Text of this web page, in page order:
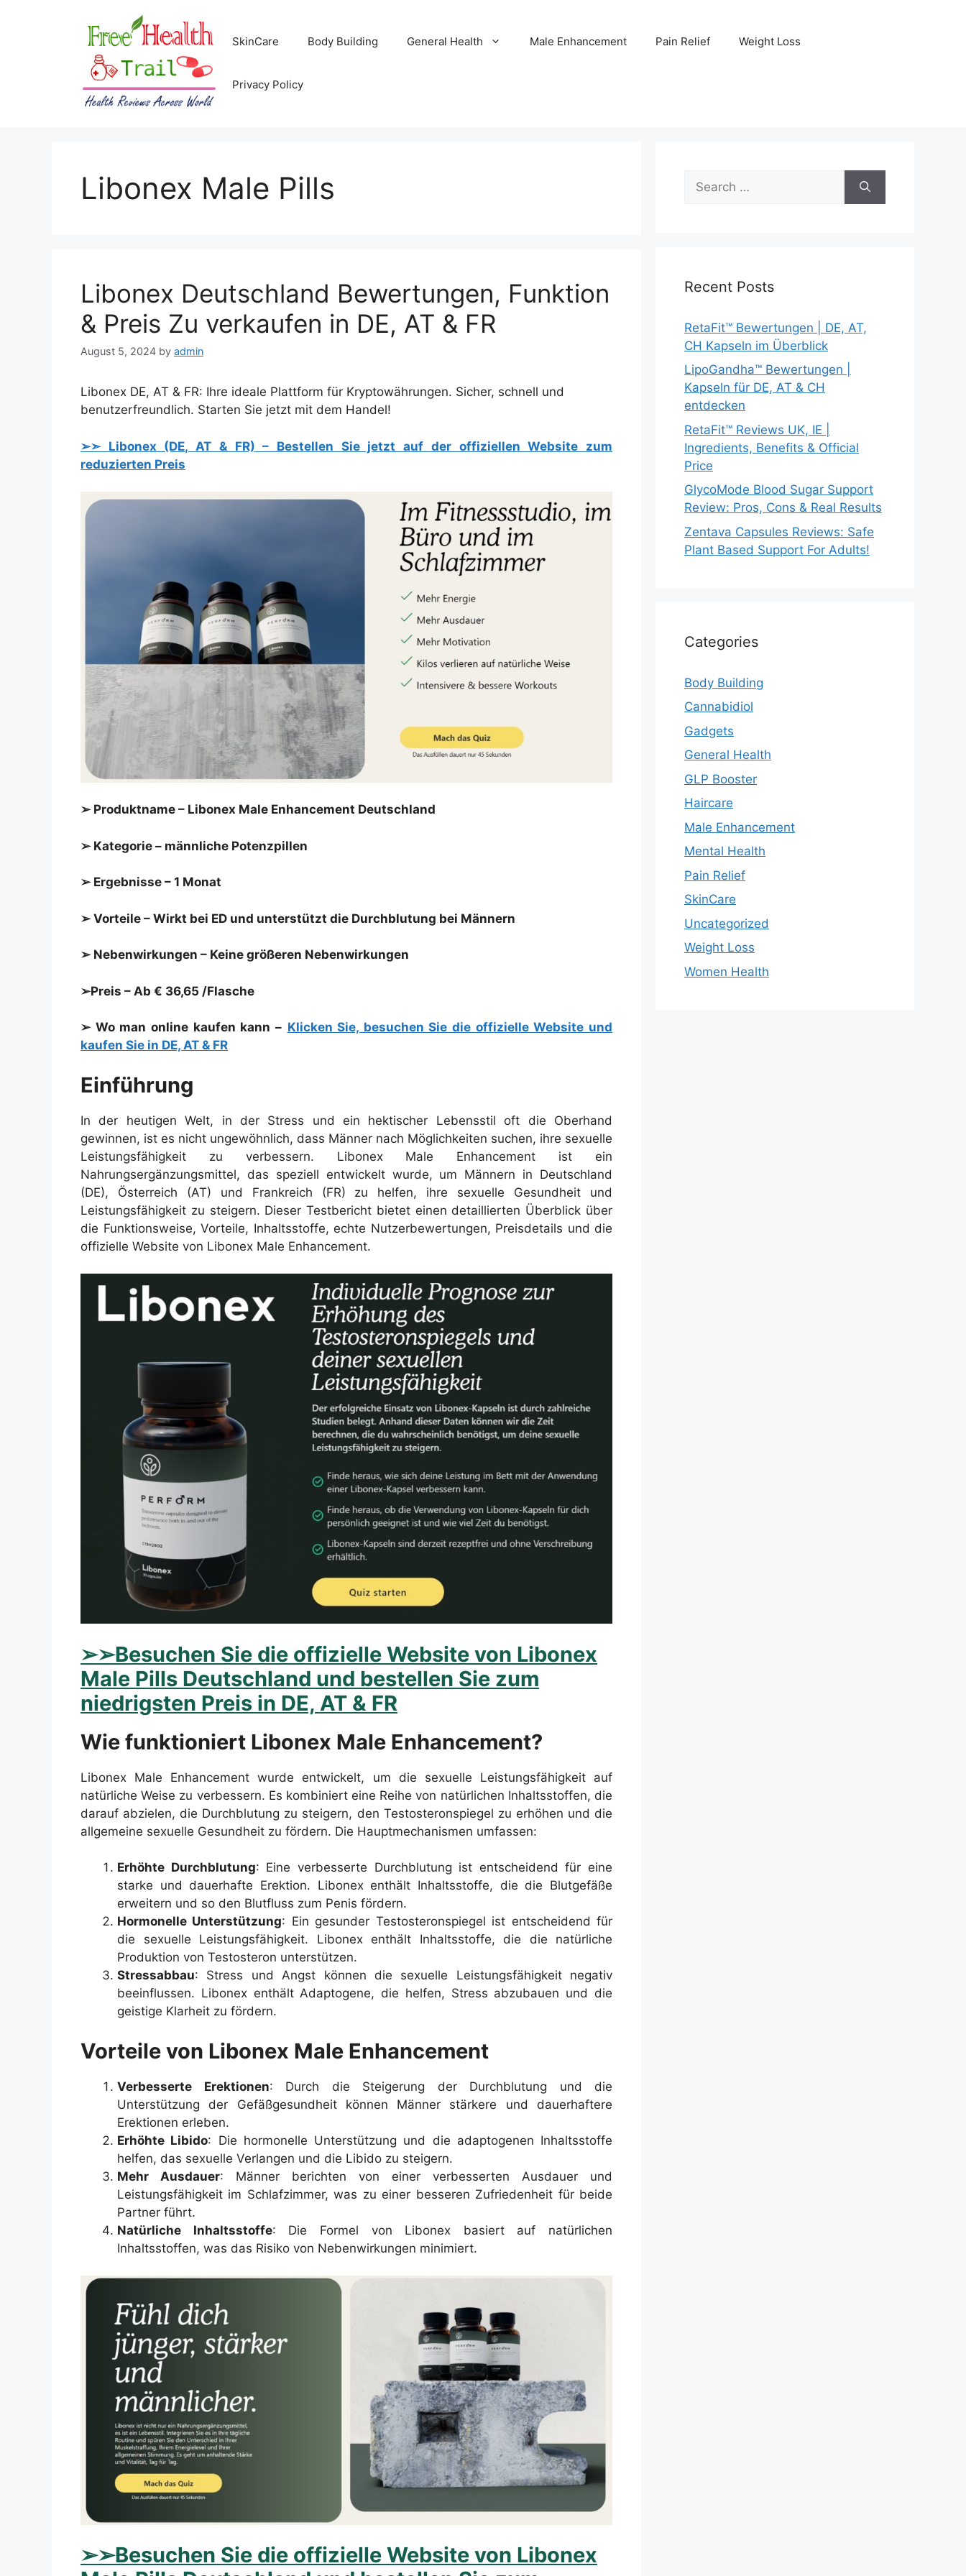
SkinCare Body Building General Health Male Enhancement Pain Relief Weight Loss
Privacy Policy
Libonex Male Pills
Libonex Deutschland Bewertungen, Funktion
& Preis Zu verkaufen in DE, AT & FR
August 5, 2024 by admin
Libonex DE, AT & FR: Ihre ideale Plattform für Kryptowährungen. Sicher, schnell und
benutzerfreundlich. Starten Sie jetzt mit dem Handel!
➢➣ Libonex (DE, AT & FR) – Bestellen Sie jetzt auf der offiziellen Website zum
reduzierten Preis
➢ Produktname – Libonex Male Enhancement Deutschland
➢ Kategorie – männliche Potenzpillen
➢ Ergebnisse – 1 Monat
➢ Vorteile – Wirkt bei ED und unterstützt die Durchblutung bei Männern
➢ Nebenwirkungen – Keine größeren Nebenwirkungen
➢Preis – Ab € 36,65 /Flasche
➢ Wo man online kaufen kann – Klicken Sie, besuchen Sie die offizielle Website und
kaufen Sie in DE, AT & FR
Einführung
In der heutigen Welt, in der Stress und ein hektischer Lebensstil oft die Oberhand
gewinnen, ist es nicht ungewöhnlich, dass Männer nach Möglichkeiten suchen, ihre sexuelle
Leistungsfähigkeit zu verbessern. Libonex Male Enhancement ist ein
Nahrungsergänzungsmittel, das speziell entwickelt wurde, um Männern in Deutschland
(DE), Österreich (AT) und Frankreich (FR) zu helfen, ihre sexuelle Gesundheit und
Leistungsfähigkeit zu steigern. Dieser Testbericht bietet einen detaillierten Überblick über
die Funktionsweise, Vorteile, Inhaltsstoffe, echte Nutzerbewertungen, Preisdetails und die
offizielle Website von Libonex Male Enhancement.
➢➢Besuchen Sie die offizielle Website von Libonex
Male Pills Deutschland und bestellen Sie zum
niedrigsten Preis in DE, AT & FR
Wie funktioniert Libonex Male Enhancement?
Libonex Male Enhancement wurde entwickelt, um die sexuelle Leistungsfähigkeit auf
natürliche Weise zu verbessern. Es kombiniert eine Reihe von natürlichen Inhaltsstoffen, die
darauf abzielen, die Durchblutung zu steigern, den Testosteronspiegel zu erhöhen und die
allgemeine sexuelle Gesundheit zu fördern. Die Hauptmechanismen umfassen:
Erhöhte Durchblutung: Eine verbesserte Durchblutung ist entscheidend für eine
starke und dauerhafte Erektion. Libonex enthält Inhaltsstoffe, die die Blutgefäße
erweitern und so den Blutfluss zum Penis fördern.
Hormonelle Unterstützung: Ein gesunder Testosteronspiegel ist entscheidend für
die sexuelle Leistungsfähigkeit. Libonex enthält Inhaltsstoffe, die die natürliche
Produktion von Testosteron unterstützen.
Stressabbau: Stress und Angst können die sexuelle Leistungsfähigkeit negativ
beeinflussen. Libonex enthält Adaptogene, die helfen, Stress abzubauen und die
geistige Klarheit zu fördern.
Vorteile von Libonex Male Enhancement
Verbesserte Erektionen: Durch die Steigerung der Durchblutung und die
Unterstützung der Gefäßgesundheit können Männer stärkere und dauerhaftere
Erektionen erleben.
Erhöhte Libido: Die hormonelle Unterstützung und die adaptogenen Inhaltsstoffe
helfen, das sexuelle Verlangen und die Libido zu steigern.
Mehr Ausdauer: Männer berichten von einer verbesserten Ausdauer und
Leistungsfähigkeit im Schlafzimmer, was zu einer besseren Zufriedenheit für beide
Partner führt.
Natürliche Inhaltsstoffe: Die Formel von Libonex basiert auf natürlichen
Inhaltsstoffen, was das Risiko von Nebenwirkungen minimiert.
➢➢Besuchen Sie die offizielle Website von Libonex
for:
Recent Posts
RetaFit™ Bewertungen | DE, AT,
CH Kapseln im Überblick
LipoGandha™ Bewertungen |
Kapseln für DE, AT & CH
entdecken
RetaFit™ Reviews UK, IE |
Ingredients, Benefits & Official
Price
GlycoMode Blood Sugar Support
Review: Pros, Cons & Real Results
Zentava Capsules Reviews: Safe
Plant Based Support For Adults!
Categories
Body Building
Cannabidiol
Gadgets
General Health
GLP Booster
Haircare
Male Enhancement
Mental Health
Pain Relief
SkinCare
Uncategorized
Weight Loss
Women Health